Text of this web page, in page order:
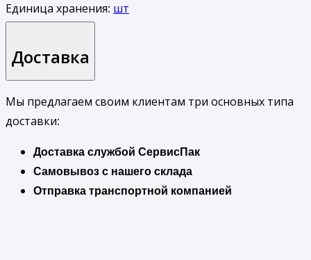
Единица хранения: шт
Доставка
Мы предлагаем своим клиентам три основных типа
доставки:
Доставка службой СервисПак
Самовывоз с нашего склада
Отправка транспортной компанией